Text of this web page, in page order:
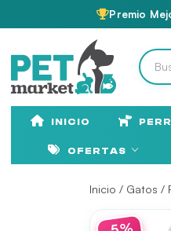
Premio
INICIO
OFERTAS
Inicio / Gatos /